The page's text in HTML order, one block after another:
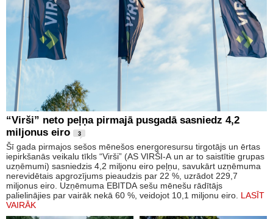
“Virši” neto peļņa pirmajā pusgadā sasniedz 4,2
miljonus eiro
3
Šī gada pirmajos sešos mēnešos energoresursu tirgotājs un ērtas
iepirkšanās veikalu tīkls “Virši” (AS VIRŠI-A un ar to saistītie grupas
uzņēmumi) sasniedzis 4,2 miljonu eiro peļņu, savukārt uzņēmuma
nerevidētais apgrozījums pieaudzis par 22 %, uzrādot 229,7
miljonus eiro. Uzņēmuma EBITDA sešu mēnešu rādītājs
palielinājies par vairāk nekā 60 %, veidojot 10,1 miljonu eiro. LASĪT
VAIRĀK